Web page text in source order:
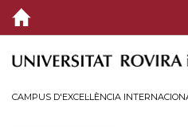
GRUP
CAMPUS D'EXCEL·LÈNCIA